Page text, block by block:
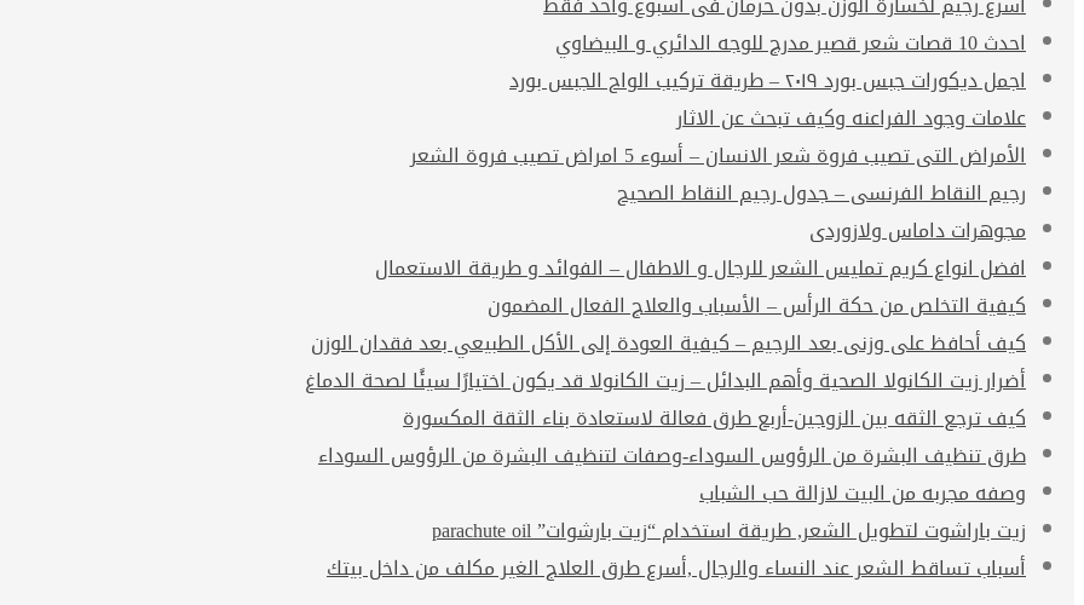
احدث 10 قصات شعر قصير مدرج للوجه الدائري و البيضاوي
اجمل ديكورات جبس بورد ٢٠١٩ – طريقة تركيب الواح الجبس بورد
علامات وجود الفراعنه وكيف تبحث عن الاثار
الأمراض التى تصيب فروة شعر الانسان – أسوء 5 امراض تصيب فروة الشعر
رجيم النقاط الفرنسى – جدول رجيم النقاط الصحيح
مجوهرات داماس ولازوردى
افضل انواع كريم تمليس الشعر للرجال و الاطفال – الفوائد و طريقة الاستعمال
كيفية التخلص من حكة الرأس – الأسباب والعلاج الفعال المضمون
كيف أحافظ على وزنى بعد الرجيم – كيفية العودة إلى الأكل الطبيعي بعد فقدان الوزن
أضرار زيت الكانولا الصحية وأهم البدائل – زيت الكانولا قد يكون اختيارًا سيئًا لصحة الدماغ
كيف ترجع الثقه بين الزوجين-أربع طرق فعالة لاستعادة بناء الثقة المكسورة
طرق تنظيف البشرة من الرؤوس السوداء-وصفات لتنظيف البشرة من الرؤوس السوداء
وصفه مجربه من البيت لازالة حب الشباب
زيت باراشوت لتطويل الشعر, طريقة استخدام “زيت بارشوات” parachute oil
أسباب تساقط الشعر عند النساء والرجال ,أسرع طرق العلاج الغير مكلف من داخل بيتك